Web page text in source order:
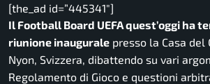
[the_ad id=”445341″]
Il Football Board UEFA quest’oggi ha
riunione inaugurale presso la Casa del
Nyon, Svizzera, dibattendo su vari
Regolamento di Gioco e questioni